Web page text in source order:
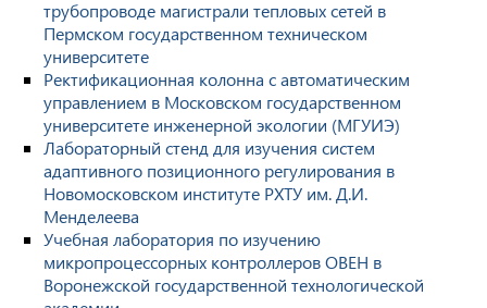
трубопроводе магистрали тепловых сетей в
Пермском государственном техническом
университете
Ректификационная колонна с автоматическим
управлением в Московском государственном
университете инженерной экологии (МГУИЭ)
Лабораторный стенд для изучения систем
адаптивного позиционного регулирования в
Новомосковском институте РХТУ им. Д.И.
Менделеева
Учебная лаборатория по изучению
микропроцессорных контроллеров ОВЕН в
Воронежской государственной технологической